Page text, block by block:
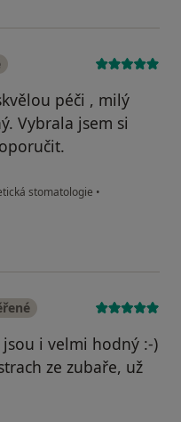
péči , milý
Vybrala jsem si
stomatologie •
jsou i velmi hodný :-)
ze zubaře, už